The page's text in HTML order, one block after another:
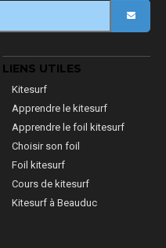
LIENS UTILES
Kitesurf
Apprendre le kitesurf
Apprendre le foil kitesurf
Choisir son foil
Foil kitesurf
Cours de kitesurf
Kitesurf à Beauduc